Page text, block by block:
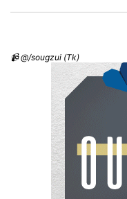
📹 @/sougzui (Tk)